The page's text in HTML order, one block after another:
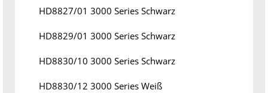
HD8827/01 3000 Series Schwarz
HD8829/01 3000 Series Schwarz
HD8830/10 3000 Series Schwarz
HD8830/12 3000 Series Weiß